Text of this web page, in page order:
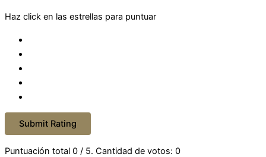
Haz click en las estrellas para puntuar
Submit Rating
Puntuación total 0 / 5. Cantidad de votos: 0